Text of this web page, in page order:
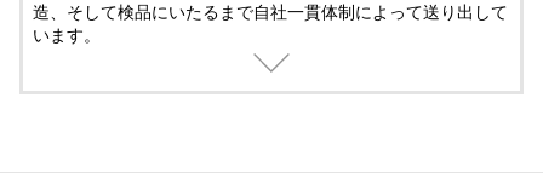
造、そして検品にいたるまで自社一貫体制によって送り出して
います。